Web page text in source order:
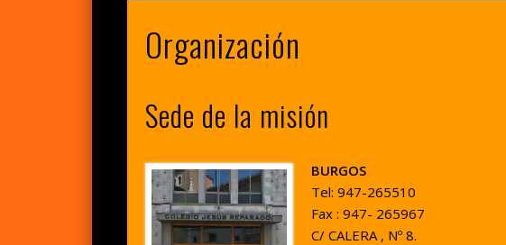
Organización
Sede de la misión
BURGOS
Tel: 947-265510
Fax : 947- 265967
C/ CALERA , Nº 8.